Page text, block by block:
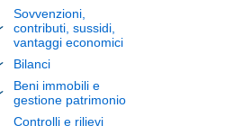
Sovvenzioni,
contributi, sussidi,
vantaggi economici
Bilanci
Beni immobili e
gestione patrimonio
Controlli e rilievi